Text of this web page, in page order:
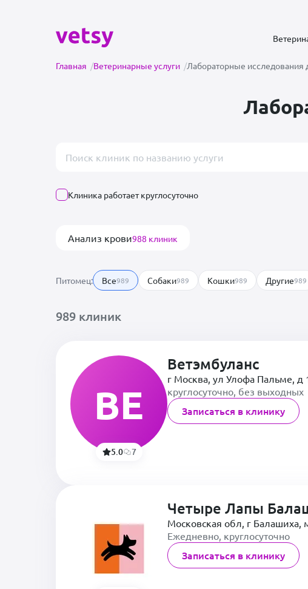
Главная /Ветеринарные услуги /Лабораторные исследования
Клиника работает круглосуточно
Анализ крови988 клиник
Питомец: Все989 Собаки989 Кошки989 Другие989
989 клиник
ВЕ
5.0 7
Ветэмбуланс
г Москва, ул Улофа Пальме, д
круглосуточно, без выходных
Записаться в клинику
Четыре Лапы
Московская обл, г
Ежедневно, круглосуточно
Записаться в клинику